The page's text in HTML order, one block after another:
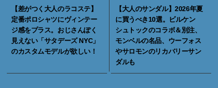
【差がつく大人のラコステ】
定番ポロシャツにヴィンテー
ジ感をプラス。おじさんぽく
見えない「サタデーズ NYC」
のカスタムモデルが欲しい！
【大人のサンダル】2026年夏
に買うべき10選。ビルケン
シュトックのコラボ＆別注、
モンベルの名品、ウーフォス
やサロモンのリカバリーサン
ダルも